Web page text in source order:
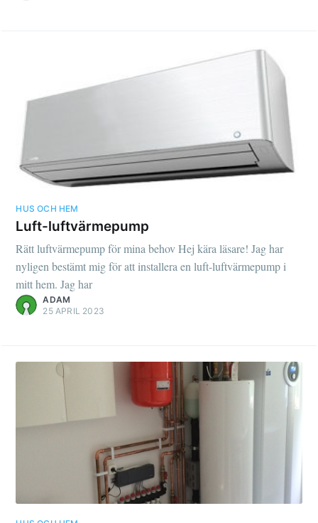
HUS OCH HEM
Luft-luftvärmepump
Rätt luftvärmepump för mina behov Hej kära läsare! Jag har
nyligen bestämt mig för att installera en luft-luftvärmepump i
mitt hem. Jag har
ADAM
25 APRIL 2023